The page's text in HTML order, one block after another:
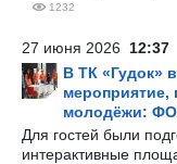
1232
27 июня 2026 12:37
В ТК «Гудок»
мероприятие,
молодёжи:
Для гостей были
интерактивные